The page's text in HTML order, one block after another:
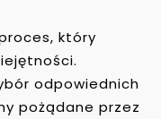
który
odpowiednich
pożądane przez